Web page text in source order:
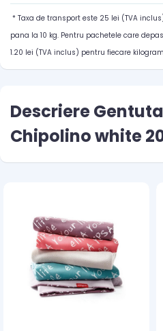
* Taxa de transport este 25 lei (TVA
pana la 10 kg. Pentru pachetele care
1.20 lei (TVA inclus) pentru fiecare
Descriere
Chipolino white